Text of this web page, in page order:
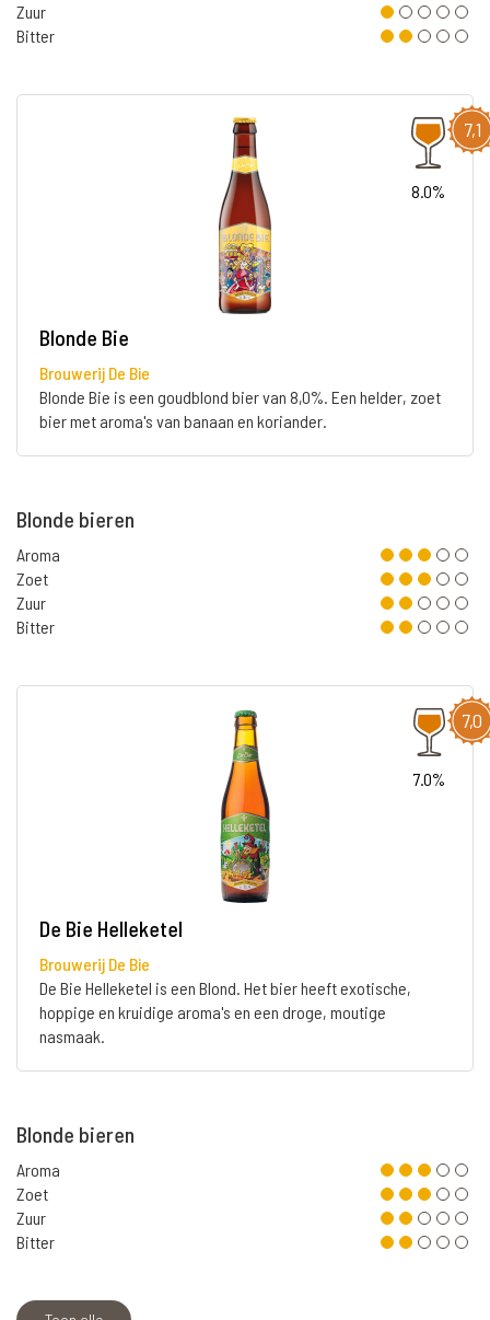
Zuur
Bitter
7,1
8.0%
Blonde Bie
Brouwerij De Bie
Blonde Bie is een goudblond bier van 8,0%. Een helder, zoet
bier met aroma's van banaan en koriander.
Blonde bieren
Aroma
Zoet
Zuur
Bitter
7,0
7.0%
De Bie Helleketel
Brouwerij De Bie
De Bie Helleketel is een Blond. Het bier heeft exotische,
hoppige en kruidige aroma's en een droge, moutige
nasmaak.
Blonde bieren
Aroma
Zoet
Zuur
Bitter